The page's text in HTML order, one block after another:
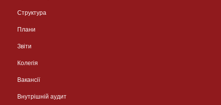
Структура
Плани
Звіти
Колегія
Вакансії
Внутрішній аудит